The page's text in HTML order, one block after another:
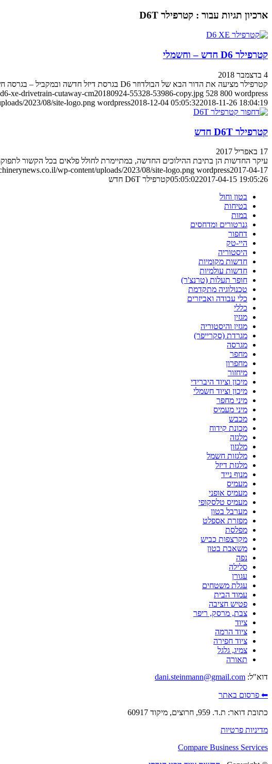
ארכיון תגיות עבור : קטרפילר D6T
קטרפילר D6 חדש – וחשמלי
4 בדצמבר 2018
קטרפילר מציעה את הדור הבא של הבולדוזר D6 בגרסת דיזל חדשה ובמקביל – בגרסה חשמלית, לראשונה בסגמנט זה
xe-drivetrain-cutaway-cm20180924-55328-53986-copy.jpg 528 800 wordpress
2023/08/site-logo.png wordpress2018-12-04 05:05:322018-11-26 18:04:19
קטרפילר D6T חדש
17 באפריל 2017
עיקר החדשות הן בתיבת ההילוכים החדשה, במתיימרת לחולל פלאים בכל הקשור
wp-content/uploads/2023/08/site-logo.png wordpress2017-04-17
05:05:022017-04-15 19:05:26
קטרפילר D6T חדש
בטון וחול
בטיחות
במות
גנרטורים ומדחסים
דחפור
היי-טק
היסטוריה
חדשות מקומיות
חדשות עולמיות
חופר תעלות (טרנצ'ר)
טכנולוגיה מתקדמת
כלי עבודה ואביזרים
כללי
מגזין
מגזין והיסטוריה
מגרדת (סקרייפר)
מגרסה
מחפר
מחפרון
מיחזור
מיכון וציוד היברידי
מיכון וציוד חשמלי
מיני מחפר
מיני מעמיס
מכבש
מכונת קידוח
מלגזה
מלגזון
מלגזות חשמל
מלגזת דיזל
מנוף נייד
מעמיס
מעמיס אופני
מעמיס טלסקופי
מערבל בטון
מפזרת אספלט
מפלסת
מקרצפות כביש
משאבת בטון
נפה
סלילה
עגורן
עגלת משטחים
עמוד הבית
פטיש חציבה
צבת, מרסק, ריפר
ציוד
ציוד הרמה
ציוד חפירה
צמיג, גלגל
תאורה
דוא"ל: dani.steinmann@gmail.com
⬅ פרסום באתר
כתובת דואר: ת.ד. 959, חרוצים, מיקוד 60917
מדיניות פרטיות
Compare Business Services